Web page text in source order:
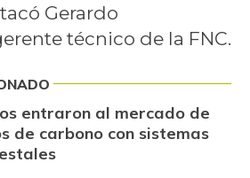
Gerardo
técnico de la FNC.
entraron al mercado de
de carbono con sistemas